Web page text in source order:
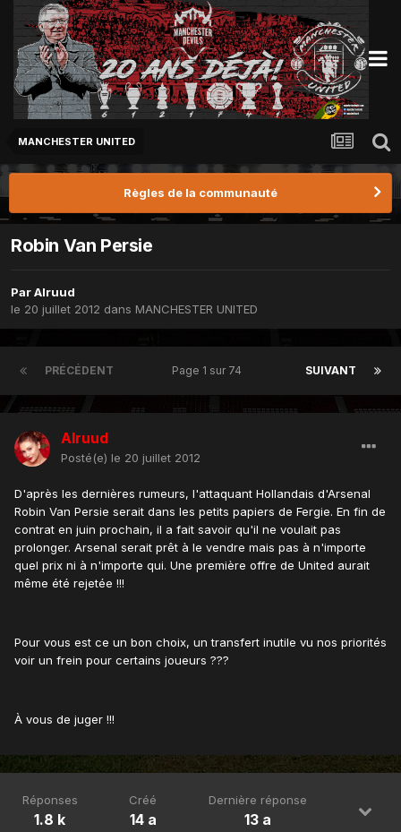
MANCHESTER UNITED
Règles de la communauté
Robin Van Persie
ParAlruud
le 20 juillet 2012 dans MANCHESTER UNITED
PRÉCÉDENT SUIVANT
Page 1 sur 74
Alruud
Posté(e) le 20 juillet 2012
D'après les dernières rumeurs, l'attaquant Hollandais d'Arsenal
Robin Van Persie serait dans les petits papiers de Fergie. En fin de
contrat en juin prochain, il a fait savoir qu'il ne voulait pas
prolonger. Arsenal serait prêt à le vendre mais pas à n'importe
quel prix ni à n'importe qui. Une première offre de United aurait
même été rejetée !!!
Pour vous est ce un bon choix, un transfert inutile vu nos priorités
voir un frein pour certains joueurs ???
À vous de juger !!!
Réponses
1.8 k
Créé
14 a
Dernière réponse
13 a